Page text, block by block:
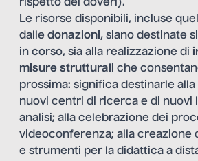
rispetto dei doveri).
Le risorse disponibili, incluse
dalle donazioni, siano destinate
in corso, sia alla realizzazione di
misure strutturali che
prossima: significa destinarle
nuovi centri di ricerca e di nuovi
analisi; alla celebrazione dei
videoconferenza; alla creazione
e strumenti per la didattica a